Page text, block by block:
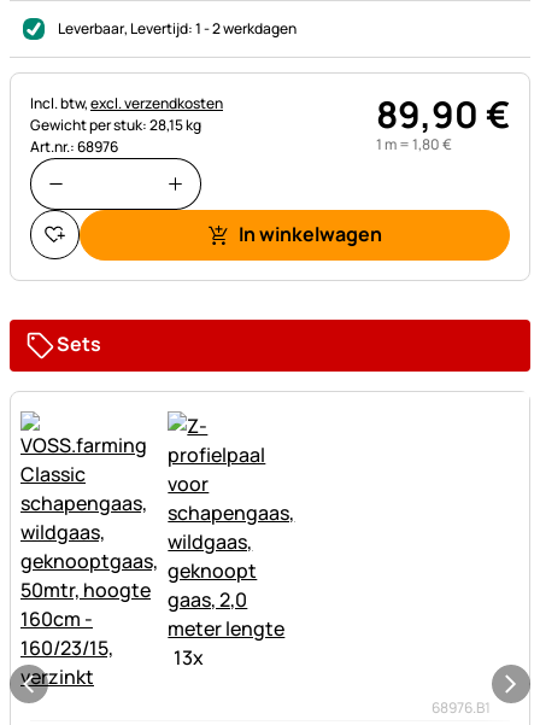
Leverbaar, Levertijd:1 - 2 werkdagen
Belastinginformatie:
Incl. btw,excl. verzendkosten
Gewicht per stuk: 28,15 kg
Art.nr.: 68976
89,90€
1 m =1,80€
In winkelwagen
Sets
13x
68976.B1